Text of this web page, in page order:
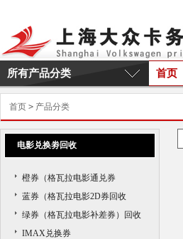
首页
所有产品分类
首页 > 产品分类
电影兑换劵回收
橙券（格瓦拉电影通兑券
蓝券（格瓦拉电影2D券回收
绿券（格瓦拉电影补差券）回收
IMAX兑换券